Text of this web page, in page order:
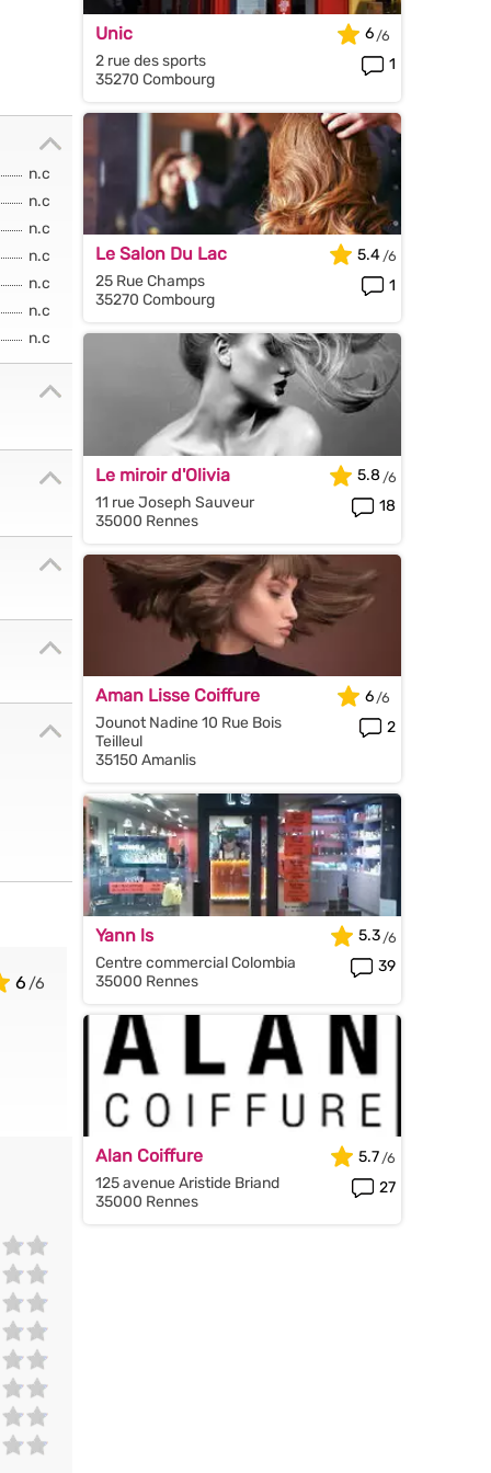
n.c
n.c
n.c
n.c
n.c
n.c
n.c
6
Unic
2 rue des sports
35270 Combourg
6
1
Le Salon Du Lac
25 Rue Champs
35270 Combourg
5.4
1
Le miroir d'Olivia
11 rue Joseph Sauveur
35000 Rennes
5.8
18
Aman Lisse Coiffure
Jounot Nadine 10 Rue Bois
Teilleul
35150 Amanlis
6
2
Yann ls
Centre commercial Colombia
35000 Rennes
5.3
39
Alan Coiffure
125 avenue Aristide Briand
35000 Rennes
5.7
27